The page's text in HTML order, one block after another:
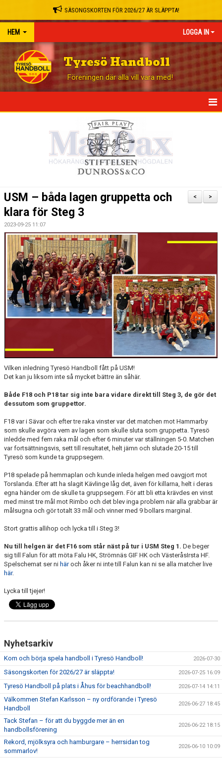
SÄSONGSKORTEN FÖR 2026/27 ÄR SLÄPPTA!
HEM LOGGA IN
Tyresö Handboll
Föreningen där alla vill vara med!
OM KLUBBEN
WEBBUTIK
LÄNNA SPORT - TYRESÖ CUP
>
<
USM – båda lagen gruppetta och
klara för Steg 3
2023-09-25 11:07
Vilken inledning Tyresö Handboll fått på USM!
Det kan ju liksom inte så mycket bättre än såhär.
Både F18 och P18 tar sig inte bara vidare direkt till Steg 3, de gör det
dessutom som gruppettor.
F18 var i Sävar och efter tre raka vinster var det matchen mot Hammarby
som skulle avgöra vem av lagen som skulle sluta som gruppetta. Tyresö
inledde med fem raka mål och efter 6 minuter var ställningen 5-0. Matchen
var fortsättningsvis, sett till resultatet, helt jämn och slutade 20-15 till
Tyresö som kunde ta gruppsegern.
P18 spelade på hemmaplan och kunde inleda helgen med oavgjort mot
Torslanda. Efter att ha slagit Kävlinge låg det, även för killarna, helt i deras
egna händer om de skulle ta gruppsegern. För att bli etta krävdes en vinst
med minst tre mål mot Rimbo och det blev inga problem när alla grabbar är
målsugna och gör totalt 33 mål och vinner med 9 bollars marginal.
Stort grattis allihop och lycka till i Steg 3!
Nu till helgen är det F16 som står näst på tur i USM Steg 1. De beger
sig till Falun för att möta Falu HK, Strömnäs GIF HK och VästeråsIrsta HF.
Spelschemat ser ni häroch åker ni inte till Falun kan ni se alla matcher live
här.
Lycka till tjejer!
Nyhetsarkiv
Kom och börja spela handboll i Tyresö Handboll! 2026-07-30
Säsongskorten för 2026/27 är släppta! 2026-07-25 16:09
Tyresö Handboll på plats i Åhus för beachhandboll! 2026-07-14 14:11
Välkommen Stefan Karlsson – ny ordförande i Tyresö
Handboll
2026-06-27 18:45
Tack Stefan – för att du byggde mer än en
handbollsförening
2026-06-22 18:15
Rekord, mjölksyra och hamburgare – herrsidan tog
sommarlov!
2026-06-10 10:09